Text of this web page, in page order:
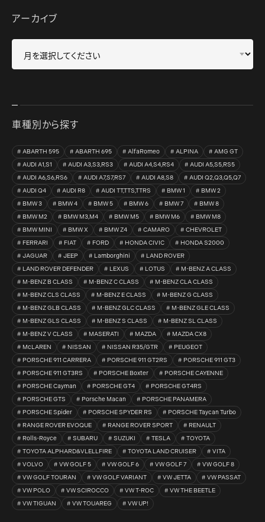
アーカイブ
車種別から探す
ABARTH 595 ABARTH 695 AlfaRomeo ALPINA
AMG GT
AUDI A1,S1
AUDI A3,S3,RS3 AUDI A4,S4,RS4
AUDI A5,S5,RS5
AUDI A6,S6,RS6
AUDI A7,S7,RS7 AUDI A8,S8
AUDI Q2,Q3,Q5,Q7
AUDI Q4
AUDI R8 AUDI TT,TTS,TTRS BMW 1
BMW 2
BMW 3
BMW 4 BMW 5 BMW 6 BMW 7
BMW 8
BMW M2
BMW M3,M4 BMW M5 BMW M6
BMW M8
BMW MINI
BMW X BMW Z4 CAMARO
CHEVROLET
FERRARI
FIAT FORD HONDA CIVIC
HONDA S2000
JAGUAR
JEEP Lamborghini
LAND ROVER
LAND ROVER DEFENDER
LEXUS LOTUS
M-BENZ A CLASS
M-BENZ B CLASS
M-BENZ C CLASS
M-BENZ CLA CLASS
M-BENZ CLS CLASS
M-BENZ E CLASS
M-BENZ G CLASS
M-BENZ GLB CLASS
M-BENZ GLC CLASS
M-BENZ GLE CLASS
M-BENZ GLS CLASS
M-BENZ S CLASS
M-BENZ SL CLASS
M-BENZ V CLASS
MASERATI MAZDA
MAZDA CX8
McLAREN
NISSAN NISSAN R35/GTR
PEUGEOT
PORSCHE 911 CARRERA
PORSCHE 911 GT2RS
PORSCHE 911 GT3
PORSCHE 911 GT3RS
PORSCHE Boxter
PORSCHE CAYENNE
PORSCHE Cayman
PORSCHE GT4
PORSCHE GT4RS
PORSCHE GTS
Porsche Macan
PORSCHE PANAMERA
PORSCHE Spider
PORSCHE SPYDER RS
PORSCHE Taycan Turbo
RANGE ROVER EVOQUE
RANGE ROVER SPORT
RENAULT
Rolls-Royce
SUBARU SUZUKI TESLA
TOYOTA
TOYOTA ALPHARD&VLELLFIRE
TOYOTA LAND CRUISER
VITA
VOLVO
VW GOLF 5 VW GOLF 6 VW GOLF 7
VW GOLF 8
VW GOLF TOURAN
VW GOLF VARIANT VW JETTA
VW PASSAT
VW POLO
VW SCIROCCO VW T-ROC
VW THE BEETLE
VW TIGUAN
VW TOUAREG VW UP!